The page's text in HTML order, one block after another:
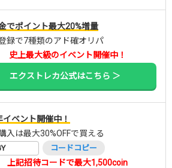
でポイント最大20%増量
録で7種類のアド確オリパ
史上最大級のイベント開催中！
エクストレカ公式はこちら ＞
イベント開催中！
入は最大30%OFFで買える
コードコピー
上記招待コードで最大1,500coin